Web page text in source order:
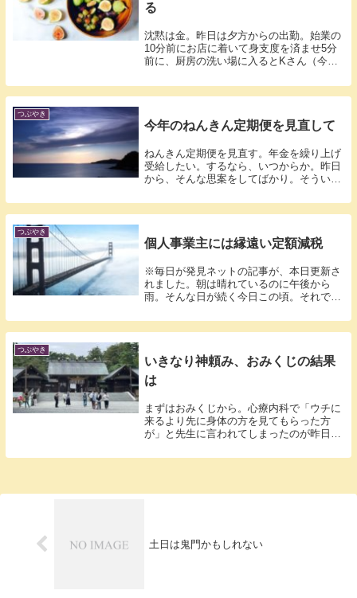
る
沈黙は金。昨日は夕方からの出勤。始業の
10分前にお店に着いて身支度を済ませ5分
前に、厨房の洗い場に入るとKさん（今後
つぶやき
今年のねんきん定期便を見直して
ねんきん定期便を見直す。年金を繰り上げ
受給したい。するなら、いつからか。昨日
から、そんな思案をしてばかり。そういえ
つぶやき
個人事業主には縁遠い定額減税
※毎日が発見ネットの記事が、本日更新さ
れました。朝は晴れているのに午後から
雨。そんな日が続く今日この頃。それでも
つぶやき
いきなり神頼み、おみくじの結果
は
まずはおみくじから。心療内科で「ウチに
来るより先に身体の方を見てもらった方
が」と先生に言われてしまったのが昨日の
土日は鬼門かもしれない